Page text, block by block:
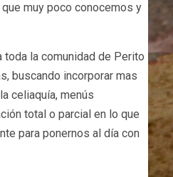
muy poco conocemos y
toda la comunidad de Perito
buscando incorporar mas
celiaquía, menús
total o parcial en lo que
para ponernos al día con